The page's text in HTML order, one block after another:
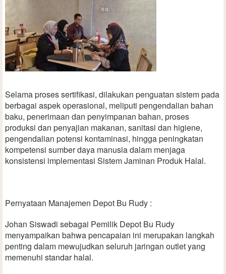
Selama proses sertifikasi, dilakukan penguatan sistem pada
berbagai aspek operasional, meliputi pengendalian bahan
baku, penerimaan dan penyimpanan bahan, proses
produksi dan penyajian makanan, sanitasi dan higiene,
pengendalian potensi kontaminasi, hingga peningkatan
kompetensi sumber daya manusia dalam menjaga
konsistensi implementasi Sistem Jaminan Produk Halal.
Pernyataan Manajemen Depot Bu Rudy :
Johan Siswadi sebagai Pemilik Depot Bu Rudy
menyampaikan bahwa pencapaian ini merupakan langkah
penting dalam mewujudkan seluruh jaringan outlet yang
memenuhi standar halal.